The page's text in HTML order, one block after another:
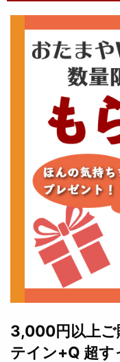
3,000円以上ご
テイン+Q 超す